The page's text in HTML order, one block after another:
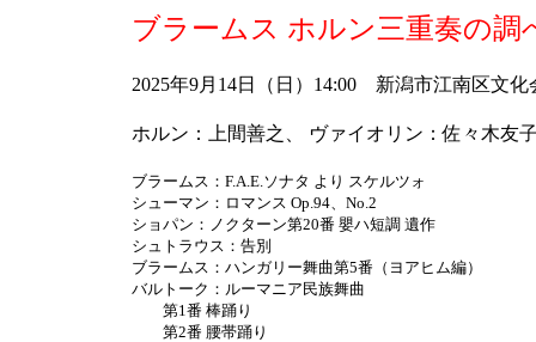
ブラームス ホルン三重奏の調
2025年9月14日（日）14:00 新潟市江南区文化
ホルン：上間善之、 ヴァイオリン：佐々木友
ブラームス：F.A.E.ソナタ より スケルツォ
シューマン：ロマンス Op.94、No.2
ショパン：ノクターン第20番 嬰ハ短調 遺作
シュトラウス：告別
ブラームス：ハンガリー舞曲第5番（ヨアヒム編）
バルトーク：ルーマニア民族舞曲
第1番 棒踊り
第2番 腰帯踊り